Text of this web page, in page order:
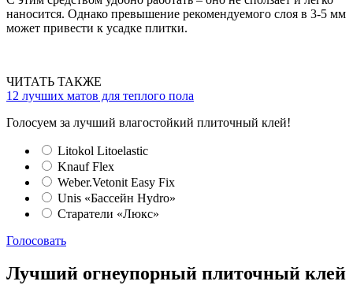
наносится. Однако превышение рекомендуемого слоя в 3-5 мм
может привести к усадке плитки.
ЧИТАТЬ ТАКЖЕ
12 лучших матов для теплого пола
Голосуем за лучший влагостойкий плиточный клей!
Litokol Litoelastic
Knauf Flex
Weber.Vetonit Easy Fix
Unis «Бассейн Hydro»
Старатели «Люкс»
Голосовать
Лучший огнеупорный плиточный клей